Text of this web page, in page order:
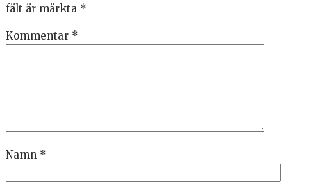
fält är märkta *
Kommentar *
Namn *